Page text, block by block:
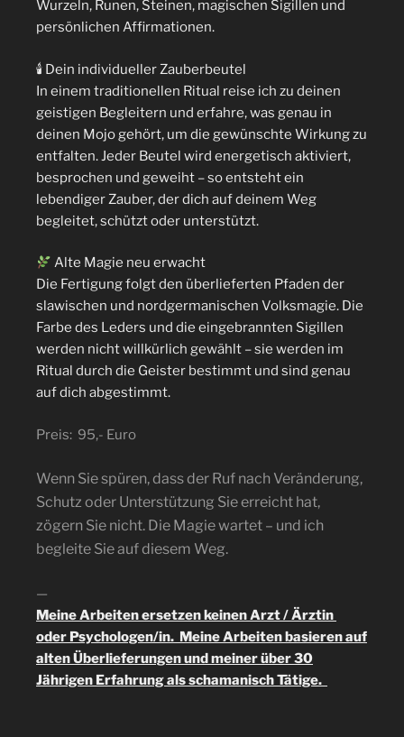
Wurzeln, Runen, Steinen, magischen Sigillen und
persönlichen Affirmationen.
🕯 Dein individueller Zauberbeutel
In einem traditionellen Ritual reise ich zu deinen
geistigen Begleitern und erfahre, was genau in
deinen Mojo gehört, um die gewünschte Wirkung zu
entfalten. Jeder Beutel wird energetisch aktiviert,
besprochen und geweiht – so entsteht ein
lebendiger Zauber, der dich auf deinem Weg
begleitet, schützt oder unterstützt.
Alte Magie neu erwacht
Die Fertigung folgt den überlieferten Pfaden der
slawischen und nordgermanischen Volksmagie. Die
Farbe des Leders und die eingebrannten Sigillen
werden nicht willkürlich gewählt – sie werden im
Ritual durch die Geister bestimmt und sind genau
auf dich abgestimmt.
Preis: 95,- Euro
Wenn Sie spüren, dass der Ruf nach Veränderung,
Schutz oder Unterstützung Sie erreicht hat,
zögern Sie nicht. Die Magie wartet – und ich
begleite Sie auf diesem Weg.
—
Meine Arbeiten ersetzen keinen Arzt / Ärztin
oder Psychologen/in. Meine Arbeiten basieren auf
alten Überlieferungen und meiner über 30
Jährigen Erfahrung als schamanisch Tätige.